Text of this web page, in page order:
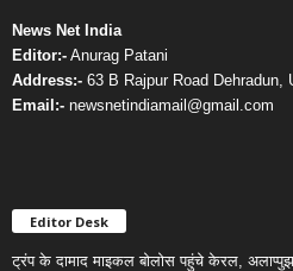
News Net India
Editor:- Anurag Patani
Address:- 63 B Rajpur Road Dehradun,
Email:- newsnetindiamail@gmail.com
Editor Desk
ट्रंप के दामाद माइकल बोलोस पहुंचे केरल,